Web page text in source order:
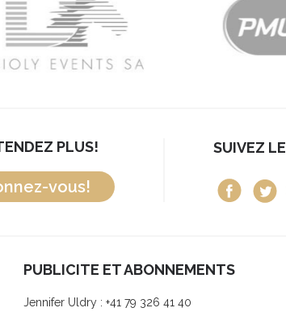
PLUS!
vous!
SUIVEZ LE
PUBLICITE ET ABONNEMENTS
Jennifer Uldry : +41 79 326 41 40